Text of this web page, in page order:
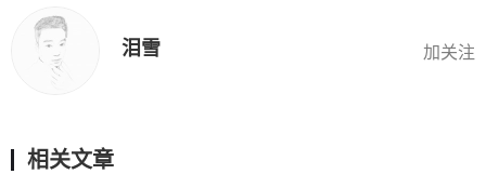
泪雪 加关注
相关文章